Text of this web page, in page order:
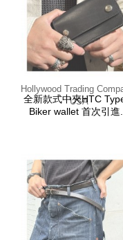
Hollywood Trading
USA
全新款式中夾HTC
Biker wallet 首次引進